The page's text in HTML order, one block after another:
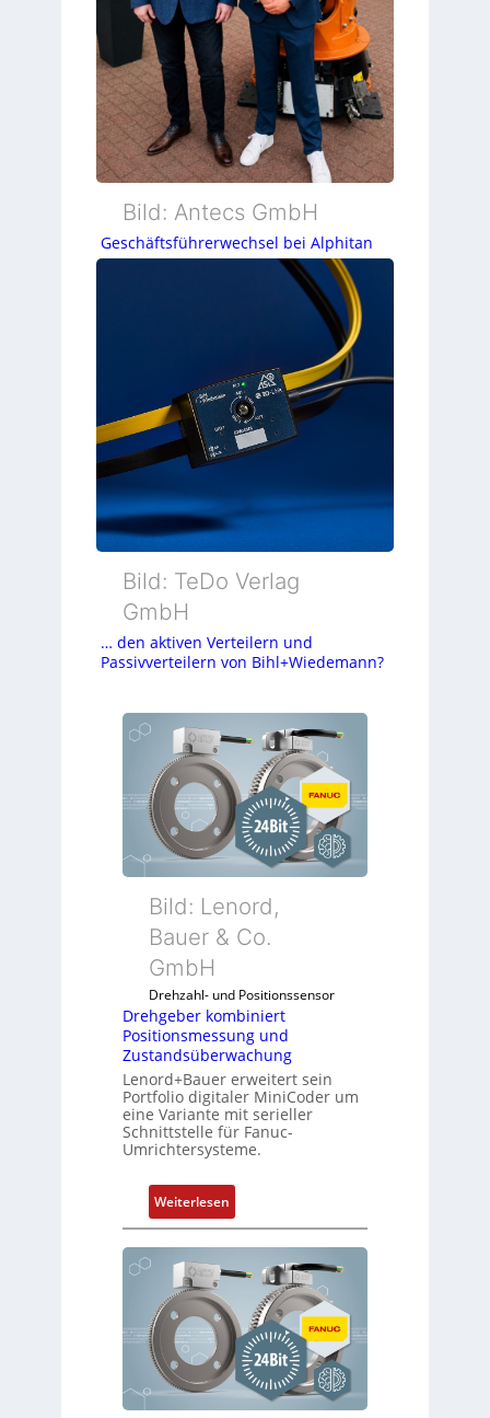
Bild: Antecs GmbH
Geschäftsführerwechsel bei Alphitan
Bild: TeDo Verlag
GmbH
… den aktiven Verteilern und
Passivverteilern von Bihl+Wiedemann?
Bild: Lenord,
Bauer & Co.
GmbH
Drehzahl- und Positionssensor
Drehgeber kombiniert
Positionsmessung und
Zustandsüberwachung
Lenord+Bauer erweitert sein
Portfolio digitaler MiniCoder um
eine Variante mit serieller
Schnittstelle für Fanuc-
Umrichtersysteme.
Weiterlesen:
D
r
e
g
e
b
e
r